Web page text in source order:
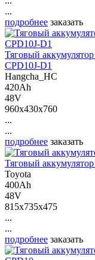
...
подробнее заказать
Тяговый
CPD10J-D1
Hangcha_HC
420Ah
48V
960x430x760
...
...
подробнее заказать
Тяговый
Toyota
400Ah
48V
815x735x475
...
...
подробнее заказать